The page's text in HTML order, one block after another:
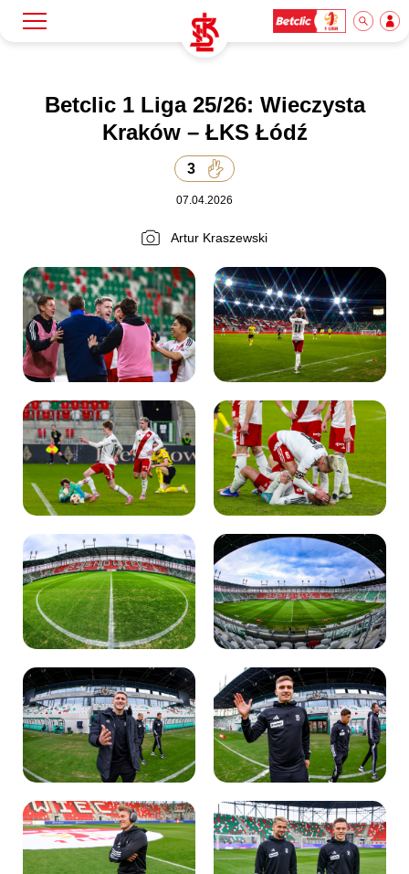
Akademia
Biznes
Dla mediów
Kibice
SKLEP KUP BILET
Betclic 1 Liga 25/26: Wieczysta
Kraków – ŁKS Łódź
3
07.04.2026
Artur Kraszewski